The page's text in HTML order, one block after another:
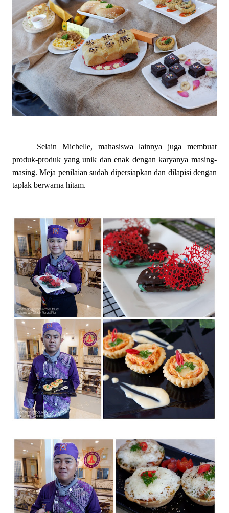
Selain Michelle, mahasiswa lainnya juga membuat
produk-produk yang unik dan enak dengan karyanya masing-
masing. Meja penilaian sudah dipersiapkan dan dilapisi dengan
taplak berwarna hitam.